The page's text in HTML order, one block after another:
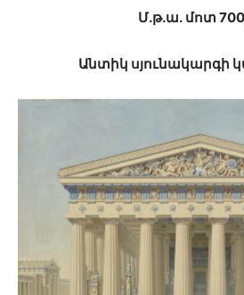
Մ․թ․ա․ մոտ
Անտիկ սյունակարգի